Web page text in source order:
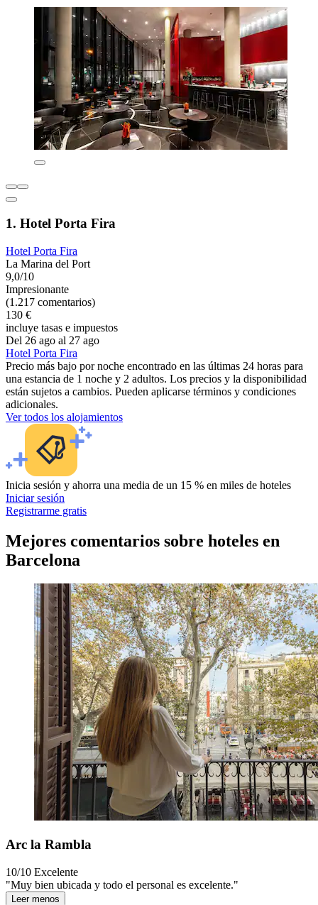
1. Hotel Porta Fira
Hotel Porta Fira
La Marina del Port
9,0/10
Impresionante
(1.217 comentarios)
130 €
incluye tasas e impuestos
Del 26 ago al 27 ago
Hotel Porta Fira
Precio más bajo por noche encontrado en las últimas 24 horas para
una estancia de 1 noche y 2 adultos. Los precios y la disponibilidad
están sujetos a cambios. Pueden aplicarse términos y condiciones
adicionales.
Ver todos los alojamientos
Inicia sesión y ahorra una media de un 15 % en miles de hoteles
Iniciar sesión
Registrarme gratis
Mejores comentarios sobre hoteles en
Barcelona
Arc la Rambla
10/10 Excelente
"Muy bien ubicada y todo el personal es excelente."
Leer menos